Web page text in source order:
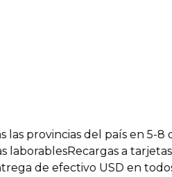
provincias del país en 5-8
Recargas a tarjetas
de efectivo USD en todos